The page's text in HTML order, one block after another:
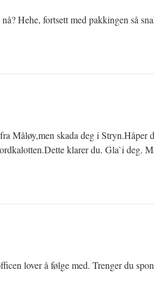
Hehe, fortsett med pakkingen så
Måløy,men skada deg i Stryn.Håper
klarer du. Gla`i deg.
lover å følge med. Trenger du